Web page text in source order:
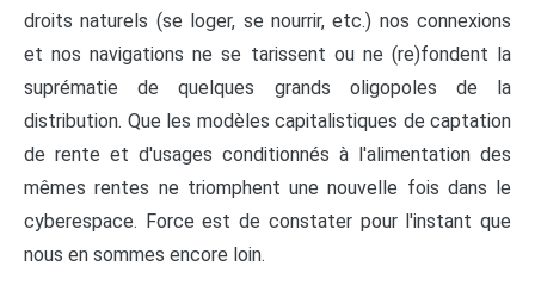
droits naturels (se loger, se nourrir, etc.) nos connexions
et nos navigations ne se tarissent ou ne (re)fondent la
suprématie de quelques grands oligopoles de la
distribution. Que les modèles capitalistiques de captation
de rente et d'usages conditionnés à l'alimentation des
mêmes rentes ne triomphent une nouvelle fois dans le
cyberespace. Force est de constater pour l'instant que
nous en sommes encore loin.